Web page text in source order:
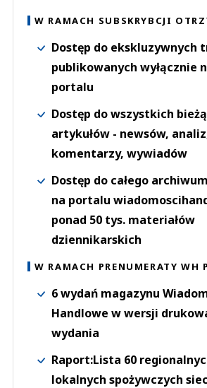
W RAMACH SUBSKRYBCJI
Dostęp do ekskluzywnych
publikowanych wyłącznie
portalu
Dostęp do wszystkich
artykułów - newsów,
komentarzy, wywiadów
Dostęp do całego
na portalu
ponad 50 tys. materiałów
dziennikarskich
W RAMACH PRENUMERATY WH
6 wydań magazynu
Handlowe w wersji
wydania
Raport:Lista 60
lokalnych spożywczych